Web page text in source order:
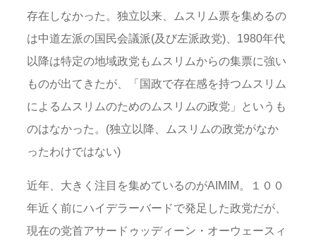
存在しなかった。独立以来、ムスリム票を集めるの
は中道左派の国民会議派(及び左派政党)、1980年代
以降は特定の地域政党もムスリムからの集票に強い
ものが出てきたが、「国政で存在感を持つムスリム
によるムスリムのためのムスリムの政党」というも
のはなかった。(独立以降、ムスリムの政党がなか
ったわけではない)
近年、大きく注目を集めているのがAIMIM。１００
年近く前にハイデラーバードで発足した政党だが、
現在の党首アサードゥッディーン・オーウェースィ